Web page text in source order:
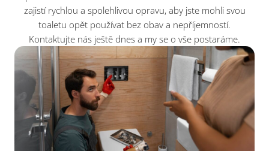
zajistí rychlou a spolehlivou opravu, aby jste mohli svou
toaletu opět používat bez obav a nepříjemností.
Kontaktujte nás ještě dnes a my se o vše postaráme.